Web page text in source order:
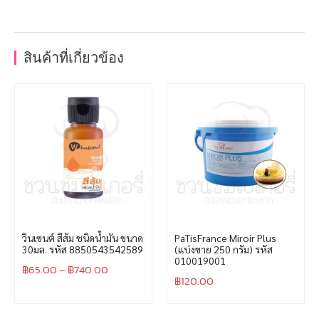
สินค้าที่เกี่ยวข้อง
วินเซนต์ สีส้ม ชนิดน้ำมัน ขนาด
30มล. รหัส 8850543542589
฿65.00– ฿740.00
PaTisFrance Miroir Plus
(แบ่งขาย 250 กรัม) รหัส
010019001
฿120.00